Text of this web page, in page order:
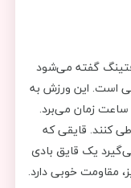
گفته می‌شود
است. این ورزش به
صورت گروهی انجام می‌شود و بین ۲ الی ۳ ساعت زمان می‌برد.
طی کنند. قایقی که
یک قایق بادی
مقاومت خوبی دارد.